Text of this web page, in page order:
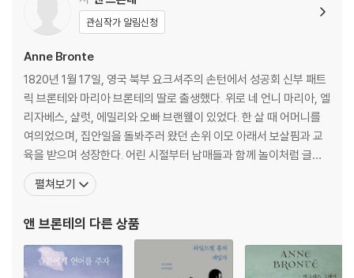
관심작가 알림신청
Anne Bronte
1820년 1월 17일, 영국 북부 요크셔주의 손턴에서 성공회 신부 패트
릭 브론테와 마리아 브론테의 딸로 출생했다. 위로 네 언니 마리아, 엘
리자베스, 샬럿, 에밀리와 오빠 브랜웰이 있었다. 한 살 때 어머니를
여의었으며, 집안일을 돌봐주러 왔던 손위 이모 아래서 보살핌과 교
육을 받으며 성장한다. 어린 시절부터 남매들과 함께 놀이처럼 글을
쓰던 앤은 1831년, 샬럿이 로헤드 학교로 떠나고 나자 에밀리와 함께
가상 세계 ‘곤달’을 창조하여 이에 대한 산문과 시를 집필한다. 1835
수병으로 인해 집으로 돌아오고 앤
펼쳐보기
앤 브론테 의 다른 상품